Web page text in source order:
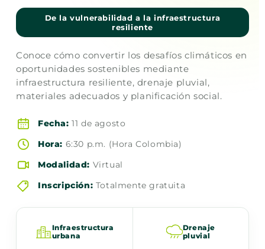
De la vulnerabilidad a la infraestructura
resiliente
Conoce cómo convertir los desafíos climáticos en
oportunidades sostenibles mediante
infraestructura resiliente, drenaje pluvial,
materiales adecuados y planificación social.
Fecha: 11 de agosto
Hora: 6:30 p.m. (Hora Colombia)
Modalidad: Virtual
Inscripción: Totalmente gratuita
Infraestructura
urbana
Drenaje
pluvial